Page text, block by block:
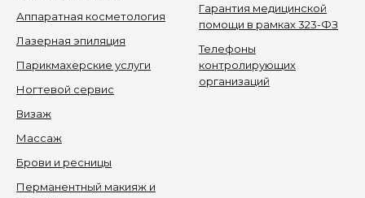
Аппаратная косметология
Лазерная эпиляция
Парикмахерские услуги
Ногтевой сервис
Визаж
Массаж
Брови и ресницы
Перманентный макияж и
Гарантия медицинской
помощи в рамках 323-ФЗ
Телефоны
контролирующих
организаций